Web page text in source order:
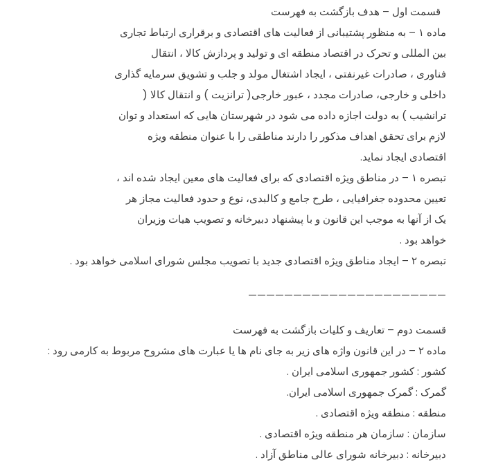
قسمت اول – هدف بازگشت به فهرست
ماده ۱ – به منظور پشتیبانی از فعالیت های اقتصادی و برقراری ارتباط تجاری
بین المللی و تحرک در اقتصاد منطقه ای و تولید و پردازش کالا ، انتقال
فناوری ، صادرات غیرنفتی ، ایجاد اشتغال مولد و جلب و تشویق سرمایه گذاری
داخلی و خارجی، صادرات مجدد ، عبور خارجی( ترانزیت ) و انتقال کالا (
ترانشیب ) به دولت اجازه داده می شود در شهرستان هایی که استعداد و توان
لازم برای تحقق اهداف مذکور را دارند مناطقی را با عنوان منطقه ویژه
اقتصادی ایجاد نماید.
تبصره ۱ – در مناطق ویژه اقتصادی که برای فعالیت های معین ایجاد شده اند ،
تعیین محدوده جغرافیایی ، طرح جامع و کالبدی، نوع و حدود فعالیت مجاز هر
یک از آنها به موجب این قانون و با پیشنهاد دبیرخانه و تصویب هیات وزیران
خواهد بود .
تبصره ۲ – ایجاد مناطق ویژه اقتصادی جدید با تصویب مجلس شورای اسلامی خواهد بود .
——————————————————————
قسمت دوم – تعاریف و کلیات بازگشت به فهرست
ماده ۲ – در این قانون واژه های زیر به جای نام ها یا عبارت های مشروح مربوط به کارمی رود :
کشور : کشور جمهوری اسلامی ایران .
گمرک : گمرک جمهوری اسلامی ایران.
منطقه : منطقه ویژه اقتصادی .
سازمان : سازمان هر منطقه ویژه اقتصادی .
دبیرخانه : دبیرخانه شورای عالی مناطق آزاد .